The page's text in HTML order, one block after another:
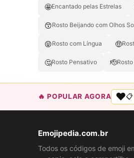
🤩Encantado pelas Estrelas
😙Rosto Beijando com Olhos
😝Rosto com Língua 🤑
🤔Rosto Pensativo 🫡
🔥 POPULAR AGORA ❤️📋
Emojipedia.com.br
Todos os códigos de emoji